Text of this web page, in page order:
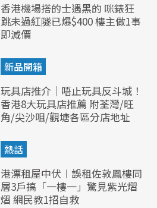
香港機場搭的士遇黑的 咪錶狂
跳未過紅隧已爆$400 樓主做1事
即減價
新品開箱
玩具店推介｜唔止玩具反斗城！
香港8大玩具店推薦 附荃灣/旺
角/尖沙咀/觀塘各區分店地址
熱話
港漂租屋中伏︱誤租佐敦鳳樓同
層3戶搞「一樓一」驚見紫光熠
熠 網民教1招自救